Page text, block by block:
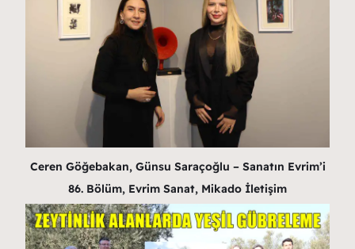
Ceren Göğebakan, Günsu Saraçoğlu – Sanatın Evrim’i
86. Bölüm, Evrim Sanat, Mikado İletişim